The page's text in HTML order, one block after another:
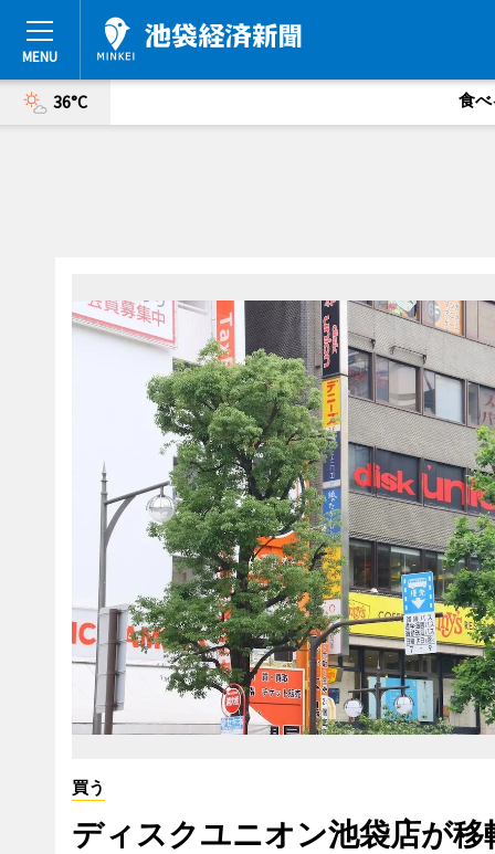
36°C 食べ
買う
ディスクユニオン池袋店が